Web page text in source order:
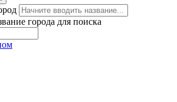
города для поиска